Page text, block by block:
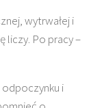
wytrwałej i
liczy. Po pracy –
i